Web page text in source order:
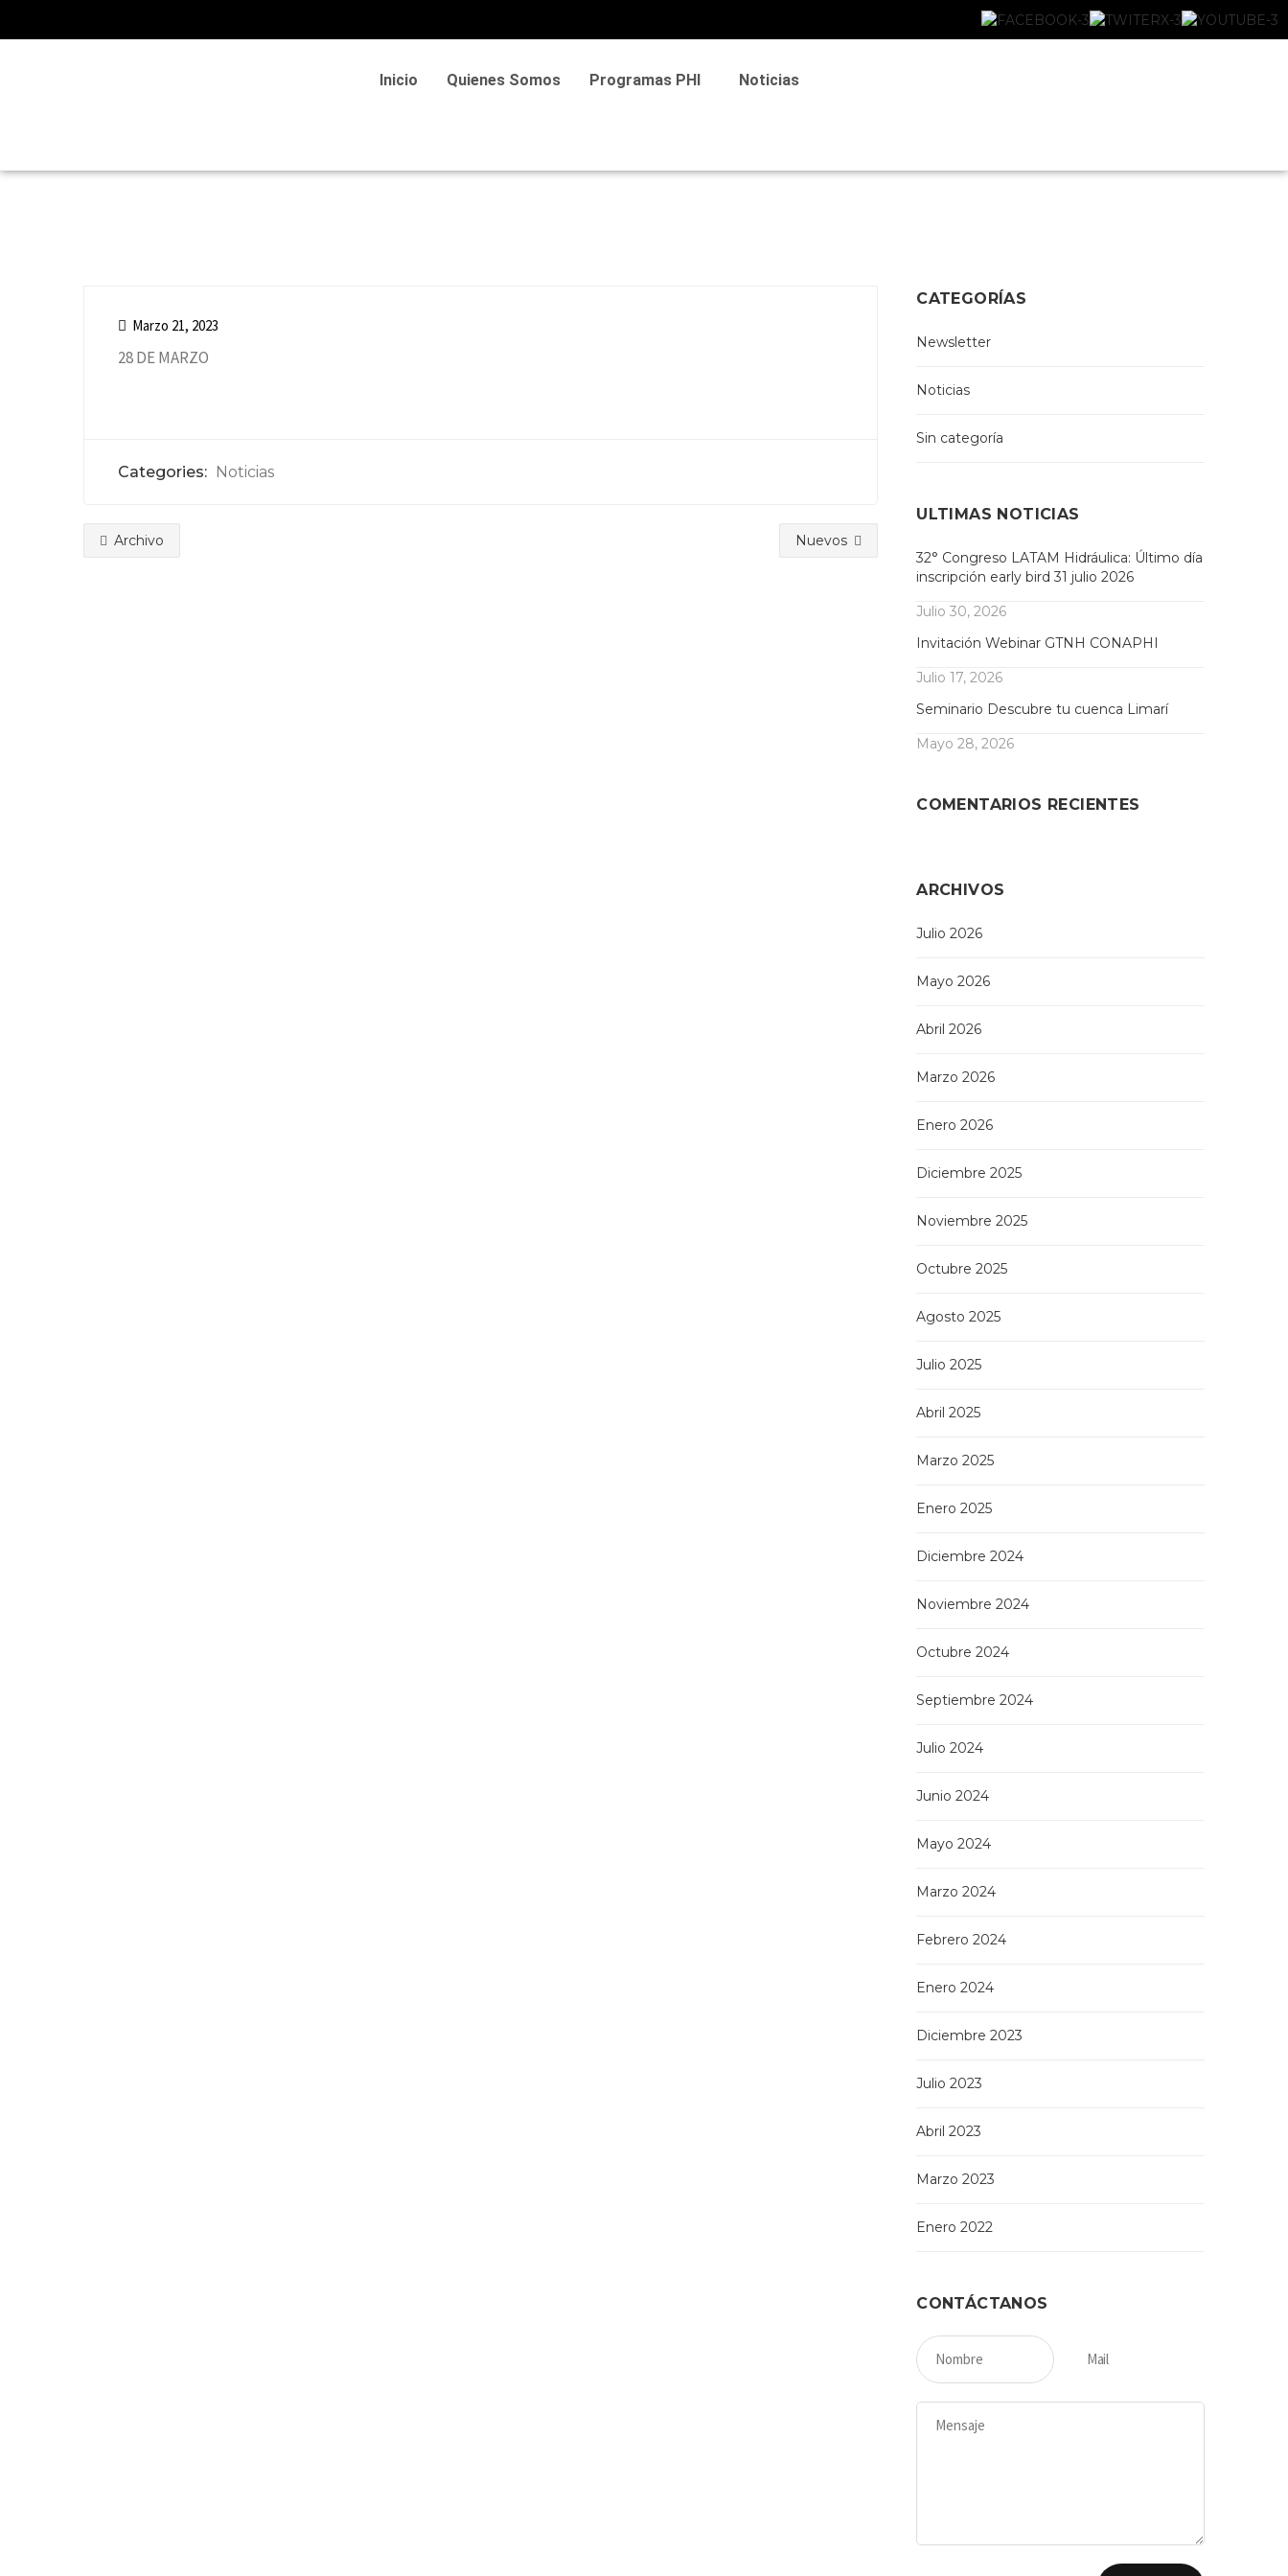
Inicio Quienes Somos Programas PHI Noticias
Marzo 21, 2023
28 DE MARZO
Categories: Noticias
Archivo Nuevos
CATEGORÍAS
Newsletter
Noticias
Sin categoría
ULTIMAS NOTICIAS
32° Congreso LATAM Hidráulica: Último día
inscripción early bird 31 julio 2026
Julio 30, 2026
Invitación Webinar GTNH CONAPHI
Julio 17, 2026
Seminario Descubre tu cuenca Limarí
Mayo 28, 2026
COMENTARIOS RECIENTES
ARCHIVOS
Julio 2026
Mayo 2026
Abril 2026
Marzo 2026
Enero 2026
Diciembre 2025
Noviembre 2025
Octubre 2025
Agosto 2025
Julio 2025
Abril 2025
Marzo 2025
Enero 2025
Diciembre 2024
Noviembre 2024
Octubre 2024
Septiembre 2024
Julio 2024
Junio 2024
Mayo 2024
Marzo 2024
Febrero 2024
Enero 2024
Diciembre 2023
Julio 2023
Abril 2023
Marzo 2023
Enero 2022
CONTÁCTANOS